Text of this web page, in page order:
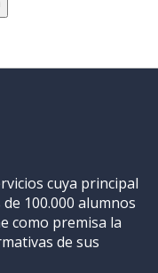
cuya principal
100.000 alumnos
como premisa la
de sus